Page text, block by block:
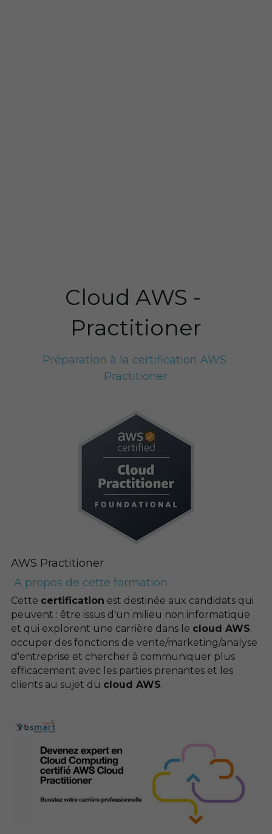
Cloud AWS -
Practitioner
Préparation à la certification AWS
Practitioner
AWS Practitioner
A propos de cette formation
Cette certification est destinée aux candidats qui
peuvent : être issus d'un milieu non informatique
et qui explorent une carrière dans le cloud AWS.
occuper des fonctions de vente/marketing/analyse
d'entreprise et chercher à communiquer plus
efficacement avec les parties prenantes et les
clients au sujet du cloud AWS.